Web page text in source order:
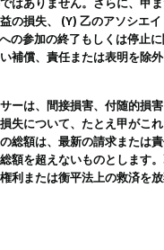
はありません。さらに、甲
の損失、 (Y) 乙のアソシエ
の参加の終了もしくは停止
補償、責任または表明を除
ーは、間接損害、付随的損
失について、たとえ甲がこ
総額は、最新の請求または
額を超えないものとします
利または衡平法上の救済を